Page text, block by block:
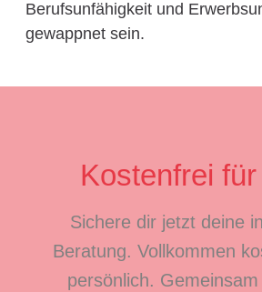
Berufsunfähigkeit und
gewappnet sein.
Kostenfrei
Sichere dir jetzt deine
Beratung. Vollkommen
persönlich.